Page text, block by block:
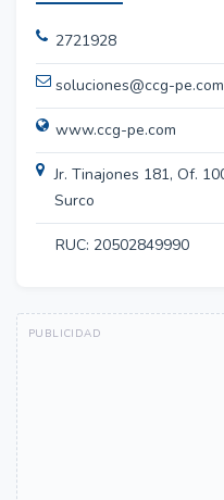
2721928
soluciones@ccg-pe.com
www.ccg-pe.com
Jr. Tinajones 181, Of.
Surco
RUC: 20502849990